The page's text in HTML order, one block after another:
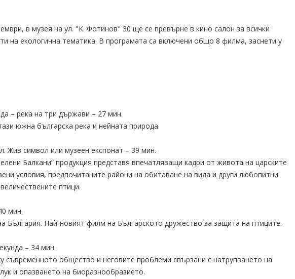
в музея на ул. "К. Фотинов" 30 ще се превърне в кино салон за всички
на екологична тематика. В програмата са включени общо 8 филма, заснети у
– река на три държави – 27 мин.
южна българска река и нейната природа.
Жив символ или музеен експонат – 39 мин.
Балкани” продукция представя впечатляващи кадри от живота на царските
условия, предпочитаните райони на обитаване на вида и други любопитни
птици.
мин.
България. Най-новият филм на Българското дружество за защита на птиците.
– 34 мин.
съвременното общество и неговите проблеми свързани с натрупването на
и опазването на биоразнообразието.